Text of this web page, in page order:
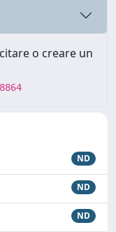
o creare un
ND
ND
ND